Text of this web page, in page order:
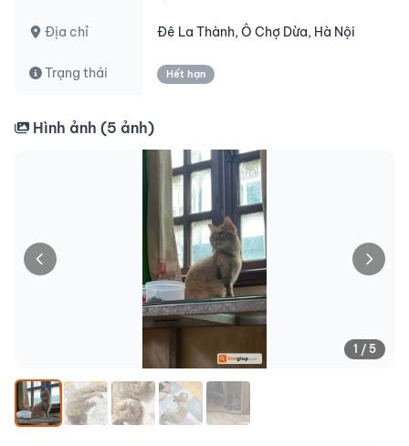
Địa chỉ Đê La Thành, Ô Chợ Dừa, Hà Nội
Trạng thái Hết hạn
Hình ảnh (5 ảnh)
1 / 5